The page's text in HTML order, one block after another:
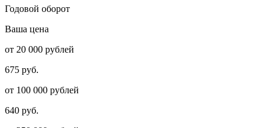
Годовой оборот
Ваша цена
от 20 000 рублей
675 руб.
от 100 000 рублей
640 руб.